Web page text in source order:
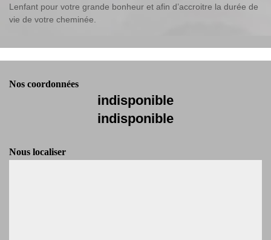
Lenfant pour votre grande bonheur et afin d’accroitre la durée de
vie de votre cheminée.
Nos coordonnées
indisponible
indisponible
Nous localiser